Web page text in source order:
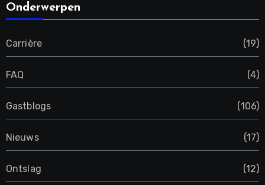
Onderwerpen
Carrière (19)
FAQ (4)
Gastblogs (106)
Nieuws (17)
Ontslag (12)